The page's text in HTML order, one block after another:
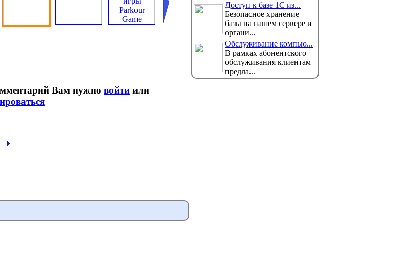
Вам нужно войти или
Доступ к базе 1С из...
Безопасное хранение
базы на нашем сервере и
органи...
Обслуживание компью...
В рамках абонентского
обслуживания клиентам
предла...